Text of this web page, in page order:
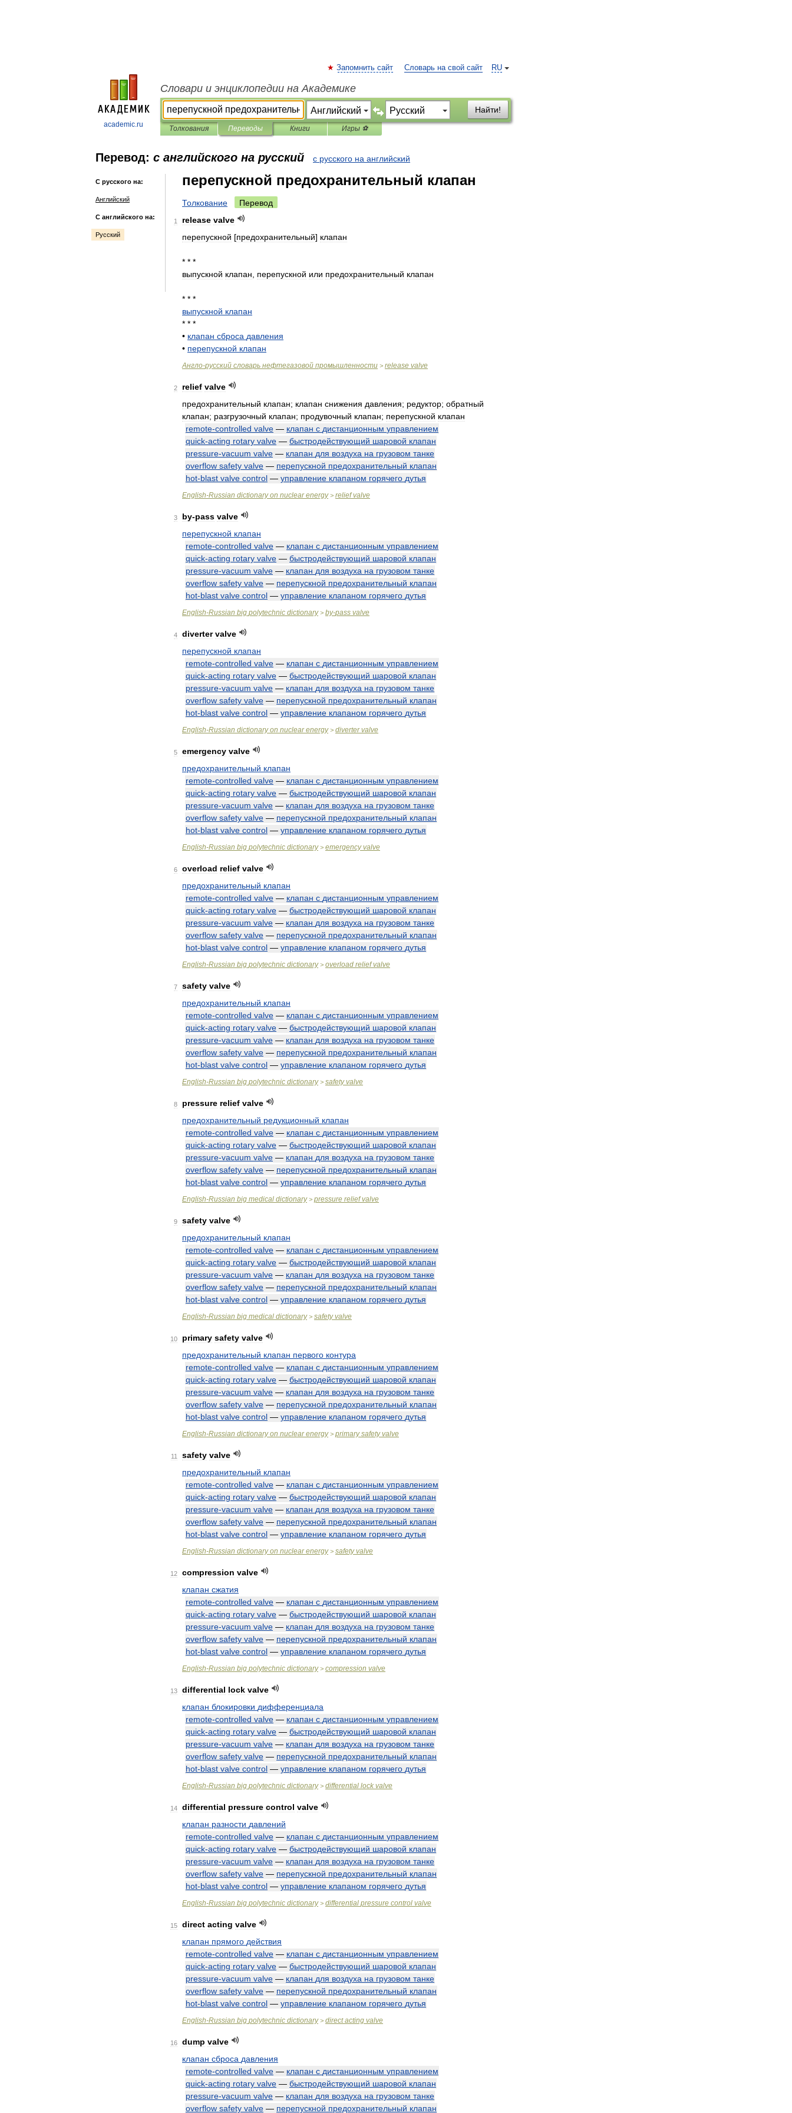
academic.ru
RU
Запомнить сайт Словарь на свой сайт
Словари и энциклопедии на Академике
Найти!
Толкования Переводы Книги Игры ⚽
Перевод: с английского на русский с русского на английский
С русского на:
Английский
С английского на:
Русский
перепускной предохранительный клапан
Толкование Перевод
1 release valve
перепускной [предохранительный] клапан
* * *
выпускной клапан перепускной или предохранительный клапан
* * *
выпускной клапан
* * *
• клапан сброса давления
• перепускной клапан
Англо-русский словарь нефтегазовой промышленности > release valve
2 relief valve
предохранительный клапан; клапан снижения давления; редуктор; обратный
клапан; разгрузочный клапан; продувочный клапан; перепускной клапан
remote-controlled valve — клапан с дистанционным управлением
quick-acting rotary valve — быстродействующий шаровой клапан
pressure-vacuum valve — клапан для воздуха на грузовом танке
overflow safety valve — перепускной предохранительный клапан
hot-blast valve control — управление клапаном горячего дутья
English-Russian dictionary on nuclear energy> relief valve
3 by-pass valve
перепускной клапан
remote-controlled valve — клапан с дистанционным управлением
quick-acting rotary valve — быстродействующий шаровой клапан
pressure-vacuum valve — клапан для воздуха на грузовом танке
overflow safety valve — перепускной предохранительный клапан
hot-blast valve control — управление клапаном горячего дутья
English-Russian big polytechnic dictionary> by-pass valve
4 diverter valve
перепускной клапан
remote-controlled valve — клапан с дистанционным управлением
quick-acting rotary valve — быстродействующий шаровой клапан
pressure-vacuum valve — клапан для воздуха на грузовом танке
overflow safety valve — перепускной предохранительный клапан
hot-blast valve control — управление клапаном горячего дутья
English-Russian dictionary on nuclear energy> diverter valve
5 emergency valve
предохранительный клапан
remote-controlled valve — клапан с дистанционным управлением
quick-acting rotary valve — быстродействующий шаровой клапан
pressure-vacuum valve — клапан для воздуха на грузовом танке
overflow safety valve — перепускной предохранительный клапан
hot-blast valve control — управление клапаном горячего дутья
English-Russian big polytechnic dictionary> emergency valve
6 overload relief valve
предохранительный клапан
remote-controlled valve — клапан с дистанционным управлением
quick-acting rotary valve — быстродействующий шаровой клапан
pressure-vacuum valve — клапан для воздуха на грузовом танке
overflow safety valve — перепускной предохранительный клапан
hot-blast valve control — управление клапаном горячего дутья
English-Russian big polytechnic dictionary> overload relief valve
7 safety valve
предохранительный клапан
remote-controlled valve — клапан с дистанционным управлением
quick-acting rotary valve — быстродействующий шаровой клапан
pressure-vacuum valve — клапан для воздуха на грузовом танке
overflow safety valve — перепускной предохранительный клапан
hot-blast valve control — управление клапаном горячего дутья
English-Russian big polytechnic dictionary> safety valve
8 pressure relief valve
предохранительный редукционный клапан
remote-controlled valve — клапан с дистанционным управлением
quick-acting rotary valve — быстродействующий шаровой клапан
pressure-vacuum valve — клапан для воздуха на грузовом танке
overflow safety valve — перепускной предохранительный клапан
hot-blast valve control — управление клапаном горячего дутья
English-Russian big medical dictionary> pressure relief valve
9 safety valve
предохранительный клапан
remote-controlled valve — клапан с дистанционным управлением
quick-acting rotary valve — быстродействующий шаровой клапан
pressure-vacuum valve — клапан для воздуха на грузовом танке
overflow safety valve — перепускной предохранительный клапан
hot-blast valve control — управление клапаном горячего дутья
English-Russian big medical dictionary> safety valve
10 primary safety valve
предохранительный клапан первого контура
remote-controlled valve — клапан с дистанционным управлением
quick-acting rotary valve — быстродействующий шаровой клапан
pressure-vacuum valve — клапан для воздуха на грузовом танке
overflow safety valve — перепускной предохранительный клапан
hot-blast valve control — управление клапаном горячего дутья
English-Russian dictionary on nuclear energy> primary safety valve
11 safety valve
предохранительный клапан
remote-controlled valve — клапан с дистанционным управлением
quick-acting rotary valve — быстродействующий шаровой клапан
pressure-vacuum valve — клапан для воздуха на грузовом танке
overflow safety valve — перепускной предохранительный клапан
hot-blast valve control — управление клапаном горячего дутья
English-Russian dictionary on nuclear energy> safety valve
12 compression valve
клапан сжатия
remote-controlled valve — клапан с дистанционным управлением
quick-acting rotary valve — быстродействующий шаровой клапан
pressure-vacuum valve — клапан для воздуха на грузовом танке
overflow safety valve — перепускной предохранительный клапан
hot-blast valve control — управление клапаном горячего дутья
English-Russian big polytechnic dictionary> compression valve
13 differential lock valve
клапан блокировки дифференциала
remote-controlled valve — клапан с дистанционным управлением
quick-acting rotary valve — быстродействующий шаровой клапан
pressure-vacuum valve — клапан для воздуха на грузовом танке
overflow safety valve — перепускной предохранительный клапан
hot-blast valve control — управление клапаном горячего дутья
English-Russian big polytechnic dictionary> differential lock valve
14 differential pressure control valve
клапан разности давлений
remote-controlled valve — клапан с дистанционным управлением
quick-acting rotary valve — быстродействующий шаровой клапан
pressure-vacuum valve — клапан для воздуха на грузовом танке
overflow safety valve — перепускной предохранительный клапан
hot-blast valve control — управление клапаном горячего дутья
English-Russian big polytechnic dictionary> differential pressure control valve
15 direct acting valve
клапан прямого действия
remote-controlled valve — клапан с дистанционным управлением
quick-acting rotary valve — быстродействующий шаровой клапан
pressure-vacuum valve — клапан для воздуха на грузовом танке
overflow safety valve — перепускной предохранительный клапан
hot-blast valve control — управление клапаном горячего дутья
English-Russian big polytechnic dictionary> direct acting valve
16 dump valve
клапан сброса давления
remote-controlled valve — клапан с дистанционным управлением
quick-acting rotary valve — быстродействующий шаровой клапан
pressure-vacuum valve — клапан для воздуха на грузовом танке
overflow safety valve — перепускной предохранительный клапан